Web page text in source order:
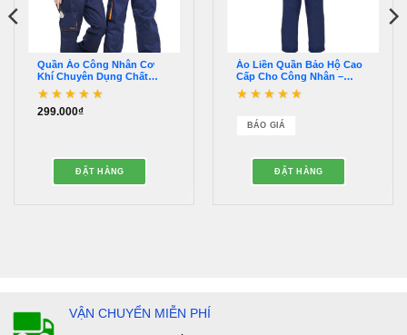
Quần Áo Công Nhân Cơ
Khí Chuyên Dụng Chất
Lượng – QDBH03100
Được xếp hạng
299.000₫
ĐẶT HÀNG
Áo Liền Quần Bảo Hộ Cao
Cấp Cho Công Nhân –
QDBH00006
saoBÁO GIÁ
ĐẶT HÀNG
VẬN CHUYỂN MIỄN PHÍ